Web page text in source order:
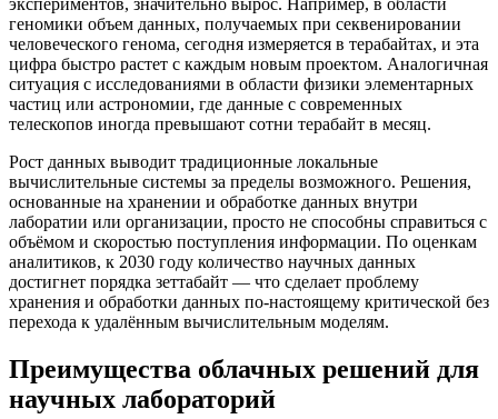
геномики объем данных, получаемых при секвенировании
человеческого генома, сегодня измеряется в терабайтах, и эта
цифра быстро растет с каждым новым проектом. Аналогичная
ситуация с исследованиями в области физики элементарных
частиц или астрономии, где данные с современных
телескопов иногда превышают сотни терабайт в месяц.
Рост данных выводит традиционные локальные
вычислительные системы за пределы возможного. Решения,
основанные на хранении и обработке данных внутри
лаборатии или организации, просто не способны справиться с
объёмом и скоростью поступления информации. По оценкам
аналитиков, к 2030 году количество научных данных
достигнет порядка зеттабайт — что сделает проблему
хранения и обработки данных по-настоящему критической без
перехода к удалённым вычислительным моделям.
Преимущества облачных решений для
научных лабораторий